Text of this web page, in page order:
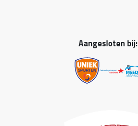
Aangesloten bij: